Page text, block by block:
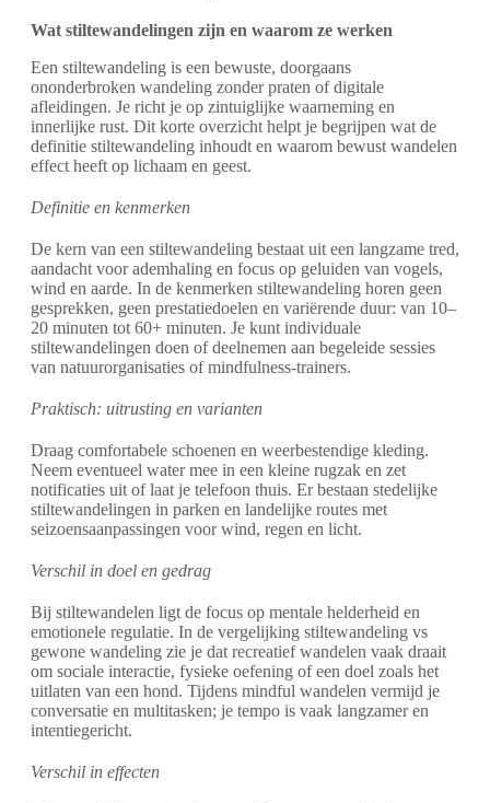
Wat stiltewandelingen zijn en waarom ze werken
Een stiltewandeling is een bewuste, doorgaans
ononderbroken wandeling zonder praten of digitale
afleidingen. Je richt je op zintuiglijke waarneming en
innerlijke rust. Dit korte overzicht helpt je begrijpen wat de
definitie stiltewandeling inhoudt en waarom bewust wandelen
effect heeft op lichaam en geest.
Definitie en kenmerken
De kern van een stiltewandeling bestaat uit een langzame tred,
aandacht voor ademhaling en focus op geluiden van vogels,
wind en aarde. In de kenmerken stiltewandeling horen geen
gesprekken, geen prestatiedoelen en variërende duur: van 10–
20 minuten tot 60+ minuten. Je kunt individuale
stiltewandelingen doen of deelnemen aan begeleide sessies
van natuurorganisaties of mindfulness-trainers.
Praktisch: uitrusting en varianten
Draag comfortabele schoenen en weerbestendige kleding.
Neem eventueel water mee in een kleine rugzak en zet
notificaties uit of laat je telefoon thuis. Er bestaan stedelijke
stiltewandelingen in parken en landelijke routes met
seizoensaanpassingen voor wind, regen en licht.
Verschil in doel en gedrag
Bij stiltewandelen ligt de focus op mentale helderheid en
emotionele regulatie. In de vergelijking stiltewandeling vs
gewone wandeling zie je dat recreatief wandelen vaak draait
om sociale interactie, fysieke oefening of een doel zoals het
uitlaten van een hond. Tijdens mindful wandelen vermijd je
conversatie en multitasken; je tempo is vaak langzamer en
intentiegericht.
Verschil in effecten